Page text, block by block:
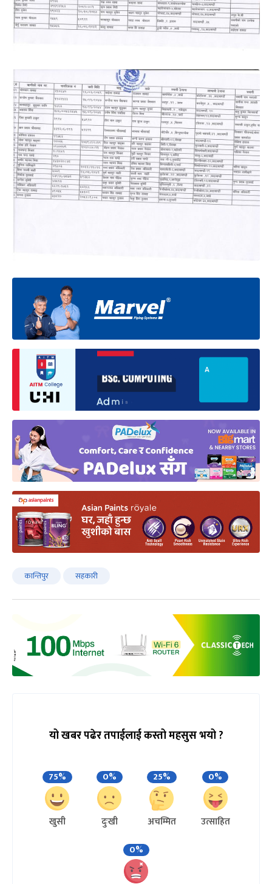
कान्तिपुर सहकारी
यो खबर पढेर तपाईलाई कस्तो महसुस भयो ?
75%
खुसी
0%
दुःखी
25%
अचम्मित
0%
उत्साहित
0%